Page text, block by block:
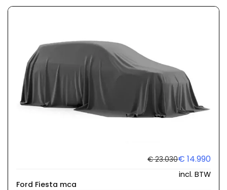
€ 23.030€ 14.990
incl. BTW
Ford Fiesta mca